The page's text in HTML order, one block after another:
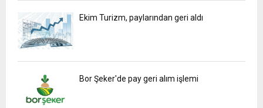
Ekim Turizm, paylarından geri aldı
Bor Şeker'de pay geri alım işlemi